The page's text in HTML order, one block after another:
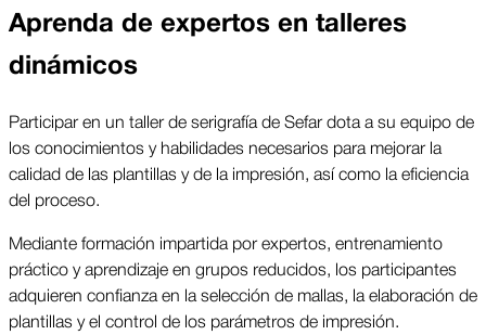
Aprenda de expertos en talleres
dinámicos
Participar en un taller de serigrafía de Sefar dota a su equipo de
los conocimientos y habilidades necesarios para mejorar la
calidad de las plantillas y de la impresión, así como la eficiencia
del proceso.
Mediante formación impartida por expertos, entrenamiento
práctico y aprendizaje en grupos reducidos, los participantes
adquieren confianza en la selección de mallas, la elaboración de
plantillas y el control de los parámetros de impresión.